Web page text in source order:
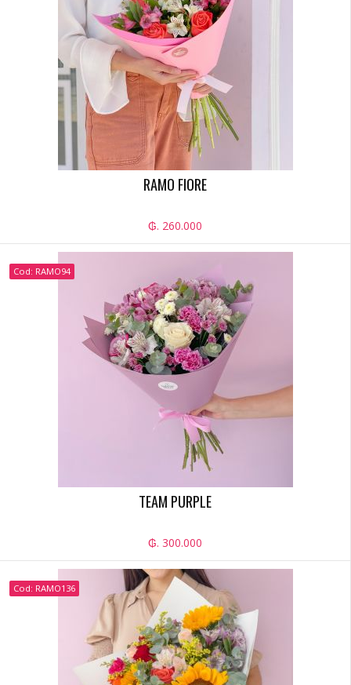
RAMO FIORE
₲. 260.000
Cod: RAMO94
TEAM PURPLE
₲. 300.000
Cod: RAMO136